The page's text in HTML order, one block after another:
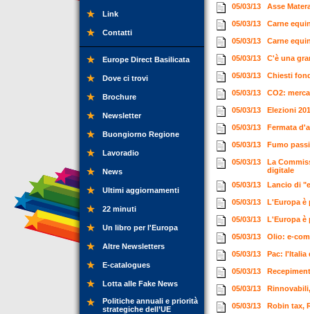
Link
Contatti
Europe Direct Basilicata
Dove ci trovi
Brochure
Newsletter
Buongiorno Regione
Lavoradio
News
Ultimi aggiornamenti
22 minuti
Un libro per l'Europa
Altre Newsletters
E-catalogues
Lotta alle Fake News
Politiche annuali e priorità
strategiche dell’UE
05/03/13 Asse
05/03/13 Carne
05/03/13 Carne
05/03/13 C'è una
05/03/13 Chiesti
05/03/13 CO2:
05/03/13 Elezioni
05/03/13 Fermata
05/03/13 Fumo
05/03/13
La
digitale
05/03/13
Lancio di
05/03/13 L'Europa è
05/03/13 L'Europa è
05/03/13 Olio: e-
05/03/13 Pac: l'Italia
05/03/13
05/03/13
05/03/13 Robin tax,